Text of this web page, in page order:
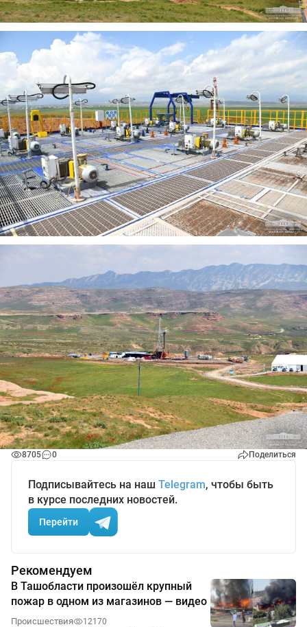
8705 0 Поделиться
Подписывайтесь на наш Telegram, чтобы быть
в курсе последних новостей.
Перейти
Рекомендуем
В Ташобласти произошёл крупный
пожар в одном из магазинов — видео
Происшествия 12170